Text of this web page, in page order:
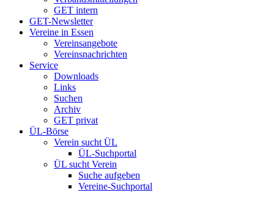
GET intern
GET-Newsletter
Vereine in Essen
Vereinsangebote
Vereinsnachrichten
Service
Downloads
Links
Suchen
Archiv
GET privat
ÜL-Börse
Verein sucht ÜL
ÜL-Suchportal
ÜL sucht Verein
Suche aufgeben
Vereine-Suchportal